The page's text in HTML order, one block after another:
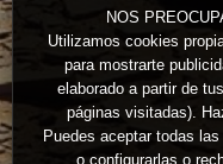
NOS
Utilizamos cookies
para mostrarte
elaborado a partir de
páginas visitadas).
Puedes aceptar todas
o configurarlas o